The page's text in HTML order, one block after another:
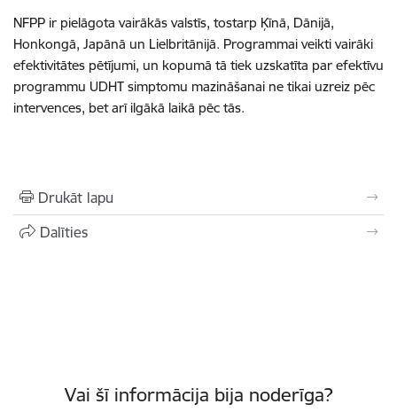
NFPP ir pielāgota vairākās valstīs, tostarp Ķīnā, Dānijā,
Honkongā, Japānā un Lielbritānijā. Programmai veikti vairāki
efektivitātes pētījumi, un kopumā tā tiek uzskatīta par efektīvu
programmu UDHT simptomu mazināšanai ne tikai uzreiz pēc
intervences, bet arī ilgākā laikā pēc tās.
Drukāt lapu
Dalīties
Vai šī informācija bija noderīga?